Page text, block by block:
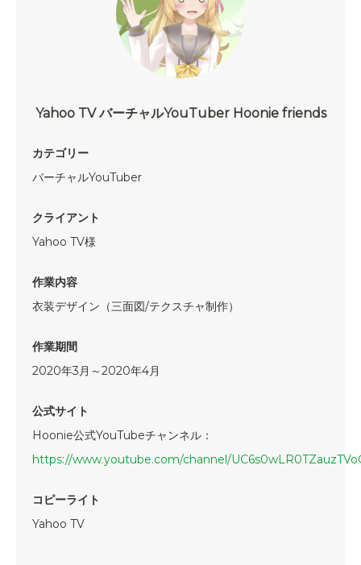
Yahoo TV バーチャルYouTuber Hoonie friends
カテゴリー
バーチャルYouTuber
クライアント
Yahoo TV様
作業内容
衣装デザイン（三面図/テクスチャ制作）
作業期間
2020年3月～2020年4月
公式サイト
Hoonie公式YouTubeチャンネル：
https://www.youtube.com/channel/
コピーライト
Yahoo TV